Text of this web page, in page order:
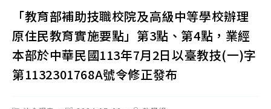
「教育部補助技職校院及高級中等學校辦理
原住民教育實施要點」第3點、第4點，業經
本部於中華民國113年7月2日以臺教技(一)字
第1132301768A號令修正發布